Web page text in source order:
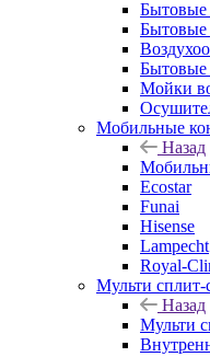
Бытовые
Бытовые
Бытовые
Мойки
Мобильные
Назад
Ecostar
Funai
Hisense
Lampecht
Royal-
Мульти сплит-
Назад
Мульти